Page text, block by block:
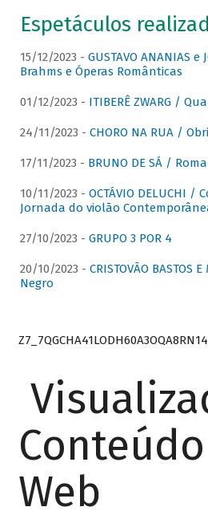
Espetáculos
15/12/2023 - GUSTAVO ANANIAS e
Brahms e Óperas Românticas
01/12/2023 - ITIBERÊ ZWARG /
24/11/2023 - CHORO NA RUA /
17/11/2023 - BRUNO DE SÁ /
10/11/2023 - OCTÁVIO DELUCHI /
Jornada do violão
27/10/2023 - GRUPO 3 POR 4
20/10/2023 - CRISTOVÃO BASTOS
Negro
Web